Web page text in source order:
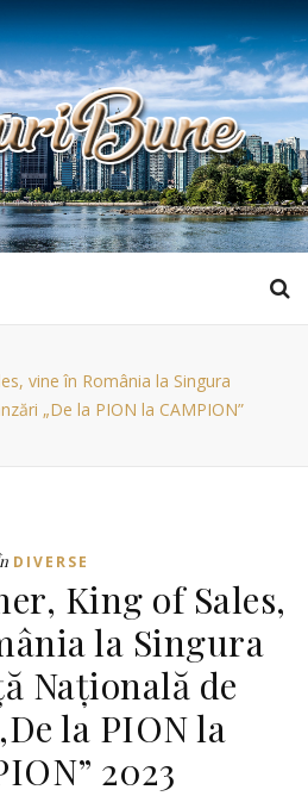
vine în România la Singura
„De la PION la CAMPION”
DIVERSE
King of Sales,
la Singura
Națională de
la PION la
2023